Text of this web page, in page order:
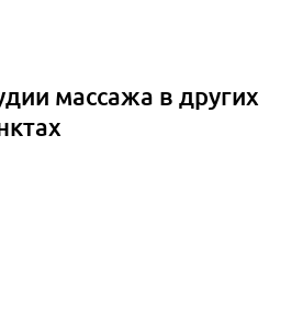
массажа в других